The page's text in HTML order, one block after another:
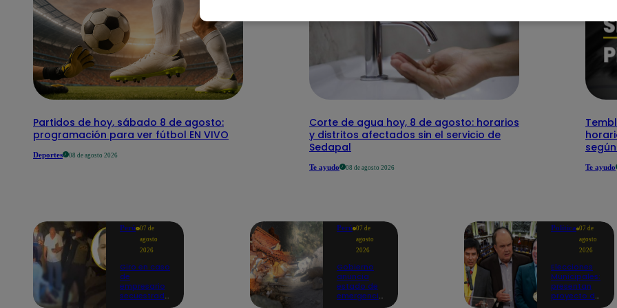
Partidos de hoy, sábado 8 de agosto:
programación para ver fútbol EN VIVO
Deportes 08 de agosto 2026
Corte de agua hoy, 8 de agosto: horarios
y distritos afectados sin el servicio de
Sedapal
Te ayudo 08 de agosto 2026 Te ayudo
Perú 07 de
agosto
2026
Giro en caso
de
empresario
secuestrado
Perú 07 de
agosto
2026
Gobierno
anuncia
estado de
emergencia
Política 07 de
agosto
2026
Elecciones
Municipales:
presentan
proyecto de